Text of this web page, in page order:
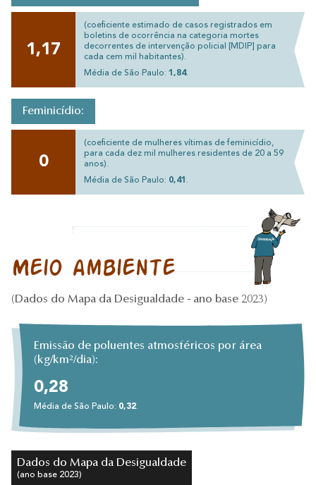
1,17
(coeficiente estimado de casos registrados em
boletins de ocorrência na categoria mortes
decorrentes de intervenção policial [MDIP] para
cada cem mil habitantes).
Média de São Paulo: 1,84.
Feminicídio:
0
(coeficiente de mulheres vítimas de feminicídio,
para cada dez mil mulheres residentes de 20 a 59
anos).
Média de São Paulo: 0,41 .
Meio ambiente
(Dados do Mapa da Desigualdade - ano base 2023)
Emissão de poluentes atmosféricos por área
(kg/km²/dia):
0,28
Média de São Paulo: 0,32.
Dados do Mapa da Desigualdade
(ano base 2023)